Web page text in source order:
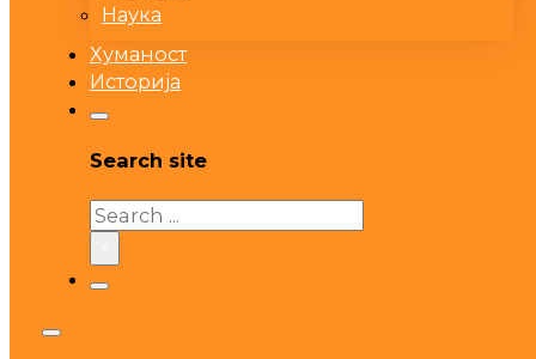
Наука
Хуманост
Историја
Search site
Search